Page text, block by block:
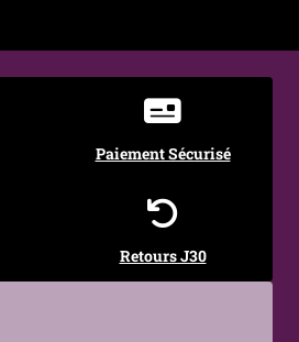
Pentacle, chaînes
Extensible — ajustement
Paiement Sécurisé
Retours J30